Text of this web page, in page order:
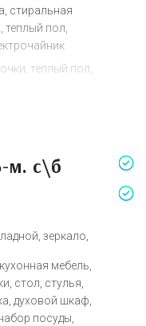
стиральная
пол,
теплый пол,
м. с\б
зеркало,
мебель,
стол, стулья,
духовой шкаф,
посуды,